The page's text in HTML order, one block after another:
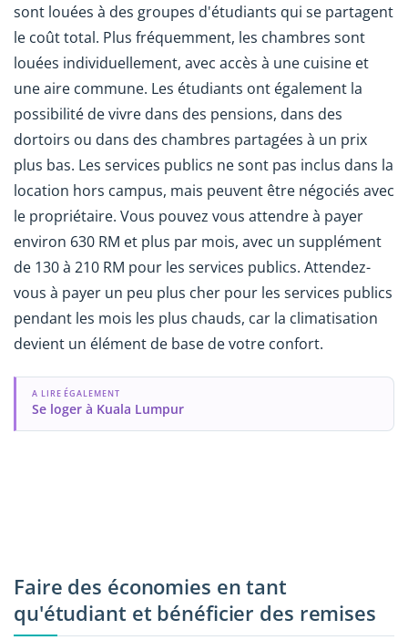
sont louées à des groupes d'étudiants qui se partagent
le coût total. Plus fréquemment, les chambres sont
louées individuellement, avec accès à une cuisine et
une aire commune. Les étudiants ont également la
possibilité de vivre dans des pensions, dans des
dortoirs ou dans des chambres partagées à un prix
plus bas. Les services publics ne sont pas inclus dans la
location hors campus, mais peuvent être négociés avec
le propriétaire. Vous pouvez vous attendre à payer
environ 630 RM et plus par mois, avec un supplément
de 130 à 210 RM pour les services publics. Attendez-
vous à payer un peu plus cher pour les services publics
pendant les mois les plus chauds, car la climatisation
devient un élément de base de votre confort.
A LIRE ÉGALEMENT
Se loger à Kuala Lumpur
Faire des économies en tant
qu'étudiant et bénéficier des remises